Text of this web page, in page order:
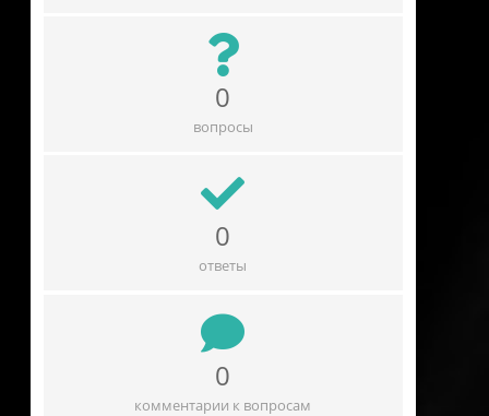
0
вопросы
0
ответы
0
комментарии к вопросам